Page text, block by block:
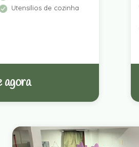
Utensílios de cozinha
agora